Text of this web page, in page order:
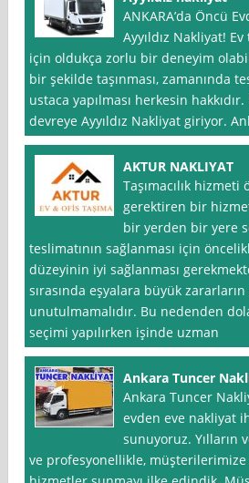
ANKARA’da Öncü
Ayyıldız Nakliyat!
için oldukça zorlu bir deneyim
bir şekilde taşınması, zamanında
ustaca yapılması herkesin
devreye Ayyıldız Nakliyat giriyor.
AKTUR NAKLIYAT
Taşımacılık
gerektiren bir hizmet
bir yerden bir yere
teslimatının sağlanması için
düzeyinin iyi sağlanması
sırasında eşyalara büyük
unutulmamalıdır. Bu nedenden
seçimi yapılırken işinde uzman
Ankara Tuncer
Ankara Tuncer
evden eve nakliyat
sunuyoruz. Yılların
ve profesyonellikle,